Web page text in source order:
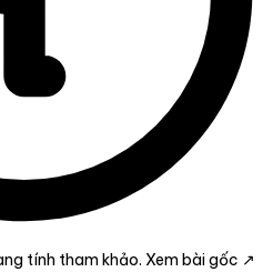
tính tham khảo. Xem bài gốc ↗